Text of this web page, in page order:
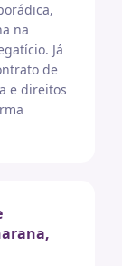
na
Já
de
e direitos